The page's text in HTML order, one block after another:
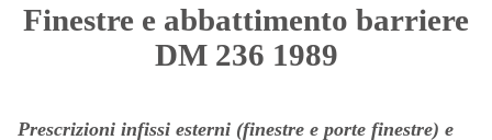
Finestre e abbattimento barriere
DM 236 1989
Prescrizioni infissi esterni (finestre e porte finestre) e